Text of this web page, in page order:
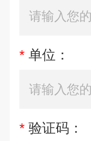
* 单位：
* 验证码：